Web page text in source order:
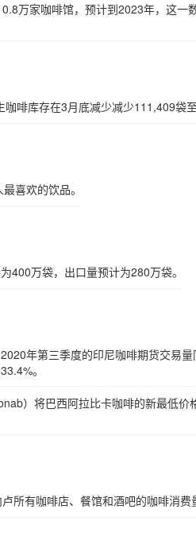
万家咖啡馆，预计到2023年，这一
啡库存在3月底减少减少111,409袋
喜欢的饮品。
400万袋，出口量预计为280万袋。
年第三季度的印尼咖啡期货交易
。
）将巴西阿拉比卡咖啡的新最低
所有咖啡店、餐馆和酒吧的咖啡消费